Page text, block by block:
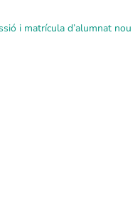
i matrícula d’alumnat nou